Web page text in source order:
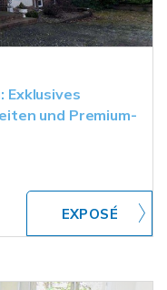
Exklusives
und Premium-